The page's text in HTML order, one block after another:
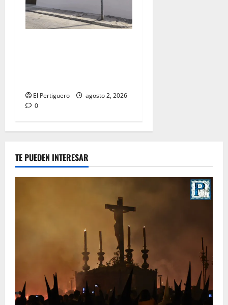
El Pertiguero
agosto 2, 2026
0
TE PUEDEN INTERESAR